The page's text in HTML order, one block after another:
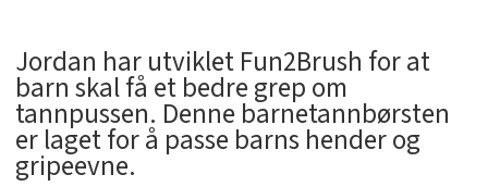
Jordan har utviklet Fun2Brush for at
barn skal få et bedre grep om
tannpussen. Denne barnetannbørsten
er laget for å passe barns hender og
gripeevne.